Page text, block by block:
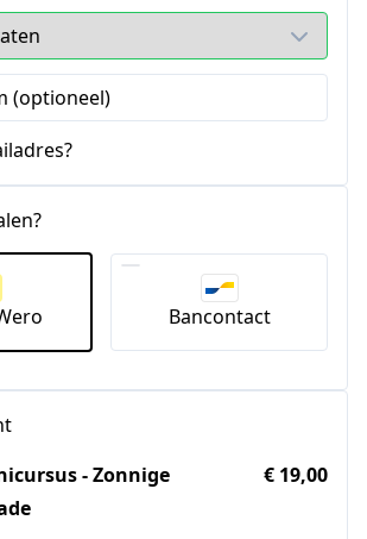
(optioneel)
Bancontact
- Zonnige
€ 19,00